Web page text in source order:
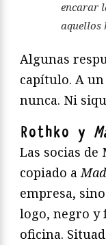
encarar
aquellos
Algunas
capítulo. A
nunca. Ni
Rothko y
Las socias
copiado a
empresa,
logo, negro y
oficina.